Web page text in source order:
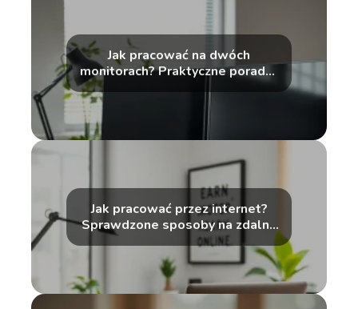
Jak pracować na dwóch
monitorach? Praktyczne porady i
Jak pracować przez internet?
Sprawdzone sposoby na zdalne
zarobki